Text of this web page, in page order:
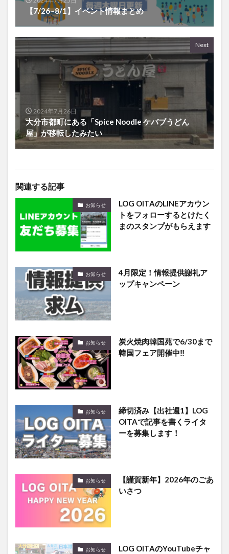
【7/26~8/1】イベント情報まとめ
Next
2024年7月26日
大分市都町にある「Spice Noodle ケバブうどん
屋」が移転したみたい
関連する記事
お知らせ
LOG OITAのLINEアカウン
トをフォローするとけたく
まのスタンプがもらえます
お知らせ
4月限定！情報提供謝礼ア
ップキャンペーン
お知らせ
炭火焼肉韓国苑で6/30まで
韓国フェア開催中‼️
お知らせ
締切済み【出社週1】LOG
OITAで記事を書くライタ
ーを募集します！
お知らせ
【謹賀新年】2026年のごあ
いさつ
お知らせ
LOG OITAのYouTubeチャ